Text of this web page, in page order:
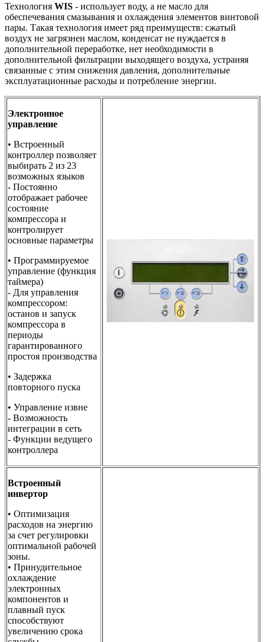
Технология WIS - использует воду, а не масло для
обеспечевания смазывания и охлаждения элементов винтовой
пары. Такая технология имеет ряд преимуществ: сжатый
воздух не загрязнен маслом, конденсат не нуждается в
дополнительной переработке, нет необходимости в
дополнительной фильтрации выходящего воздуха, устраняя
связанные с этим снижения давления, дополнительные
эксплуатационные расходы и потребление энергии.
Электронное
управление
• Встроенный
контроллер позволяет
выбирать 2 из 23
возможных языков
- Постоянно
отображает рабочее
состояние
компрессора и
контролирует
основные параметры
• Программируемое
управление (функция
таймера)
- Для управления
компрессором:
останов и запуск
компрессора в
периоды
гарантированного
простоя производства
• Задержка
повторного пуска
• Управление извне
- Возможность
интеграции в сеть
- Функции ведущего
контроллера
Встроенный
инвертор
• Оптимизация
расходов на энергию
за счет регулировки
оптимальной рабочей
зоны.
• Принудительное
охлаждение
электронных
компонентов и
плавный пуск
способствуют
увеличению срока